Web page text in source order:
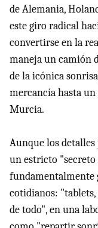
de Alemania,
este giro radical
convertirse en la
maneja un camión
de la icónica
mercancía hasta
Murcia.
Aunque los
un estricto
fundamentalmente
cotidianos: "tablets,
de todo", en una